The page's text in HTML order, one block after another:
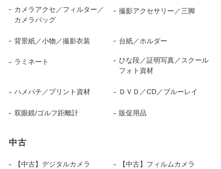
カメラアクセ／フィルター／
カメラバッグ
撮影アクセサリー／三脚
背景紙／小物／撮影衣装 台紙／ホルダー
ラミネート
ひな段／証明写真／スクール
フォト資材
ハメパチ／プリント資材 ＤＶＤ／CD／ブルーレイ
双眼鏡/ゴルフ距離計 販促用品
中古
【中古】デジタルカメラ 【中古】フィルムカメラ